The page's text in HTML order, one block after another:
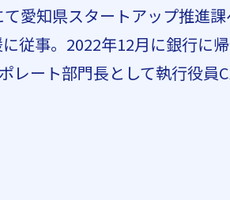
愛知県スタートアップ推進
従事。2022年12月に銀行に
ート部門長として執行役員